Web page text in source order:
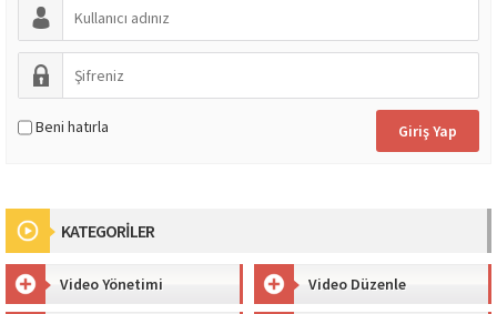
Beni hatırla
KATEGORİLER
Video Yönetimi Video Düzenle